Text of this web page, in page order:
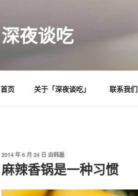
深夜谈吃
首页 关于「深夜谈吃」 联系我们
发
于
2014 年 6 月 24 日 由韩磊
麻辣香锅是一种习惯